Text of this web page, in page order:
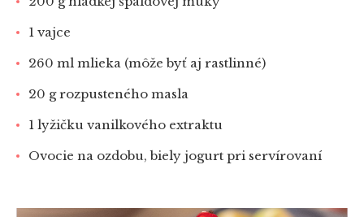
1 vajce
260 ml mlieka (môže byť aj rastlinné)
20 g rozpusteného masla
1 lyžičku vanilkového extraktu
Ovocie na ozdobu, biely jogurt pri servírovaní